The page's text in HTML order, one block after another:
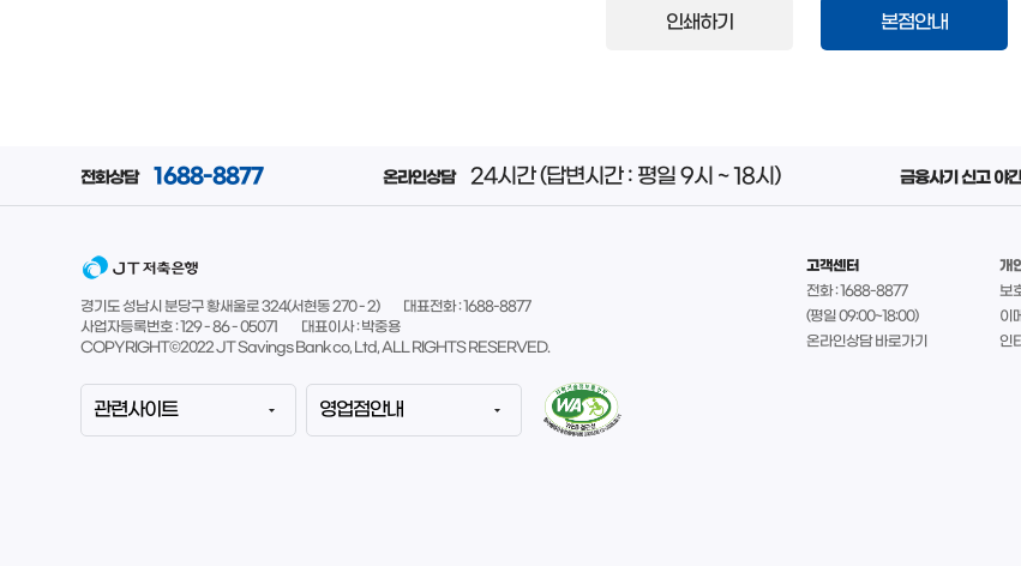
인쇄하기 본점안내
전화상담 1688-8877 온라인상담 24시간 (답변시간 : 평일 9시 ~ 18시) 금융사기 신고
경기도 성남시 분당구 황새울로 324(서현동 270 - 2)
대표전화 : 1688-8877
사업자등록번호 : 129 - 86 - 05071
대표이사 : 박중용
COPYRIGHT©2022 JT Savings Bank co, Ltd, ALL RIGHTS RESERVED.
관련사이트 영업점안내
고객센터
전화 : 1688-8877
(평일 09:00~18:00)
온라인상담 바로가기
개
보
이
인